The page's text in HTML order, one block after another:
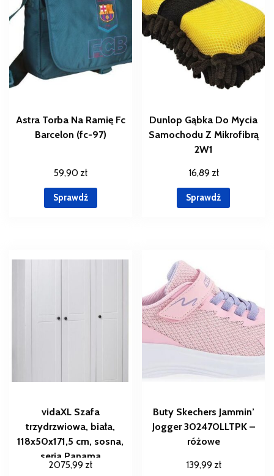
Astra Torba Na Ramię Fc
Barcelon (fc-97)
59,90 zł
Sprawdź
Dunlop Gąbka Do Mycia
Samochodu Z Mikrofibrą
2W1
16,89 zł
Sprawdź
vidaXL Szafa
trzydrzwiowa, biała,
118x50x171,5 cm, sosna,
seria Panama
2075,99 zł
Buty Skechers Jammin’
Jogger 302470LLTPK –
różowe
139,99 zł